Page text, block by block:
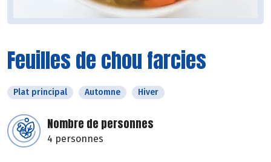
Feuilles de chou farcies
Plat principal Automne Hiver
Nombre de personnes
4 personnes